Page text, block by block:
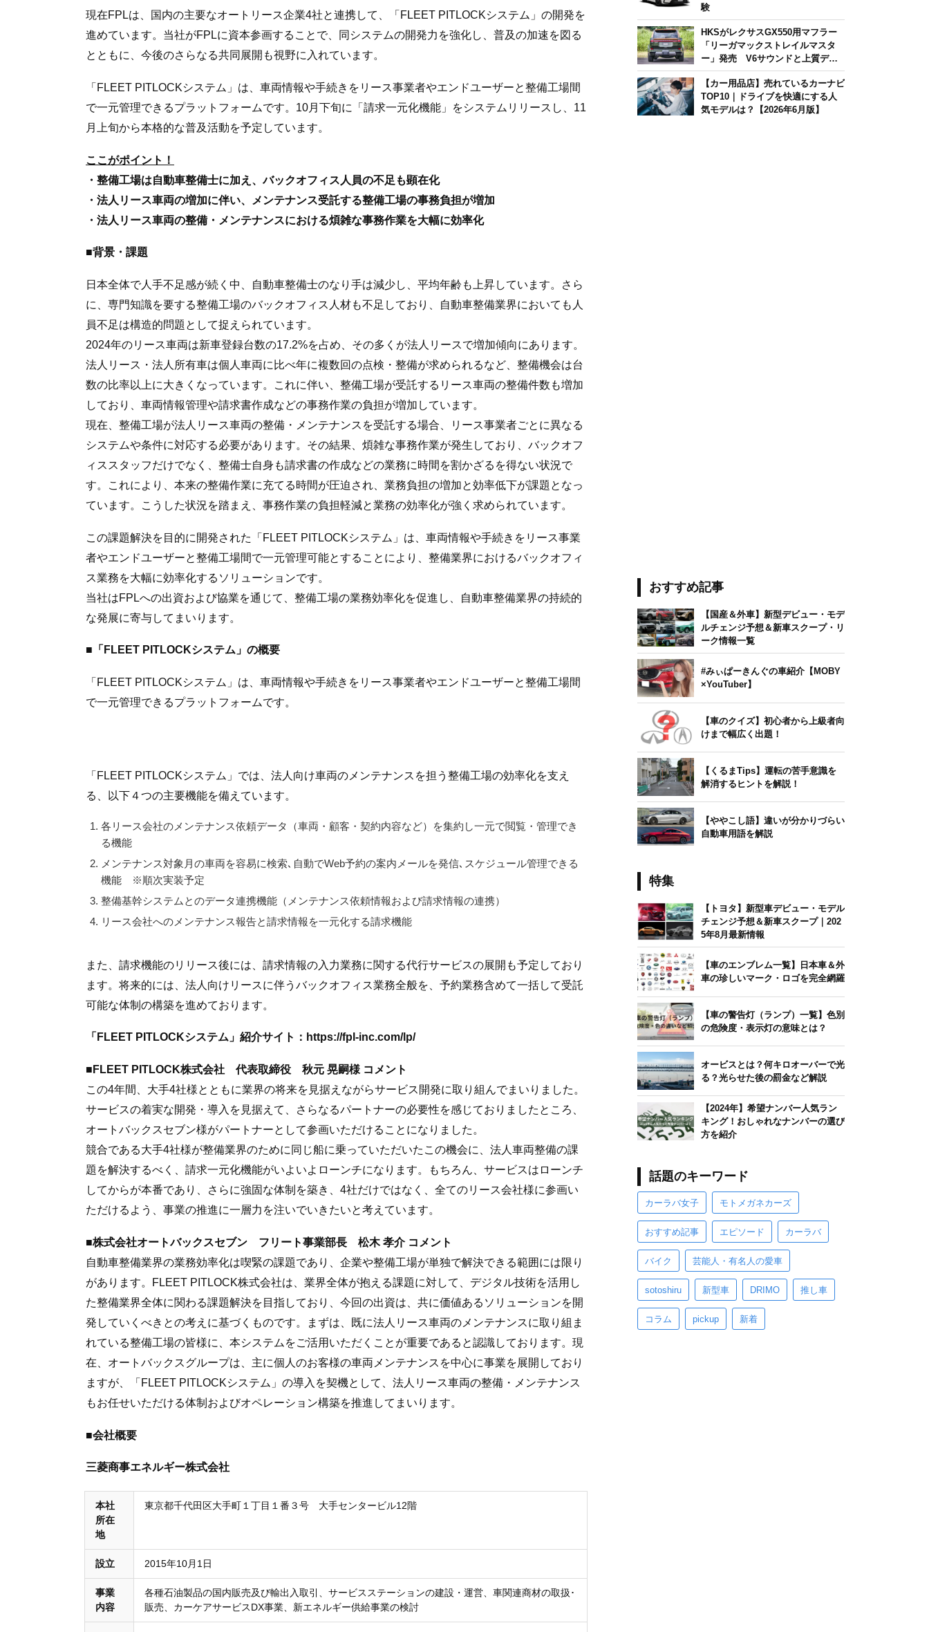
現在FPLは、国内の主要なオートリース企業4社と連携して、「FLEET PITLOCKシステム」の開発を
進めています。当社がFPLに資本参画することで、同システムの開発力を強化し、普及の加速を図る
とともに、今後のさらなる共同展開も視野に入れています。
「FLEET PITLOCKシステム」は、車両情報や手続きをリース事業者やエンドユーザーと整備工場間
で一元管理できるプラットフォームです。10月下旬に「請求一元化機能」をシステムリリースし、11
月上旬から本格的な普及活動を予定しています。
ここがポイント！
・整備工場は自動車整備士に加え、バックオフィス人員の不足も顕在化
・法人リース車両の増加に伴い、メンテナンス受託する整備工場の事務負担が増加
・法人リース車両の整備・メンテナンスにおける煩雑な事務作業を大幅に効率化
■背景・課題
日本全体で人手不足感が続く中、自動車整備士のなり手は減少し、平均年齢も上昇しています。さら
に、専門知識を要する整備工場のバックオフィス人材も不足しており、自動車整備業界においても人
員不足は構造的問題として捉えられています。
2024年のリース車両は新車登録台数の17.2%を占め、その多くが法人リースで増加傾向にあります。
法人リース・法人所有車は個人車両に比べ年に複数回の点検・整備が求められるなど、整備機会は台
数の比率以上に大きくなっています。これに伴い、整備工場が受託するリース車両の整備件数も増加
しており、車両情報管理や請求書作成などの事務作業の負担が増加しています。
現在、整備工場が法人リース車両の整備・メンテナンスを受託する場合、リース事業者ごとに異なる
システムや条件に対応する必要があります。その結果、煩雑な事務作業が発生しており、バックオフ
ィススタッフだけでなく、整備士自身も請求書の作成などの業務に時間を割かざるを得ない状況で
す。これにより、本来の整備作業に充てる時間が圧迫され、業務負担の増加と効率低下が課題となっ
ています。こうした状況を踏まえ、事務作業の負担軽減と業務の効率化が強く求められています。
この課題解決を目的に開発された「FLEET PITLOCKシステム」は、車両情報や手続きをリース事業
者やエンドユーザーと整備工場間で一元管理可能とすることにより、整備業界におけるバックオフィ
ス業務を大幅に効率化するソリューションです。
当社はFPLへの出資および協業を通じて、整備工場の業務効率化を促進し、自動車整備業界の持続的
な発展に寄与してまいります。
■「FLEET PITLOCKシステム」の概要
「FLEET PITLOCKシステム」は、車両情報や手続きをリース事業者やエンドユーザーと整備工場間
で一元管理できるプラットフォームです。
「FLEET PITLOCKシステム」では、法人向け車両のメンテナンスを担う整備工場の効率化を支え
る、以下４つの主要機能を備えています。
各リース会社のメンテナンス依頼データ（車両・顧客・契約内容など）を集約し一元で閲覧・管理でき
る機能
メンテナンス対象月の車両を容易に検索､自動でWeb予約の案内メールを発信､スケジュール管理できる
機能 ※順次実装予定
整備基幹システムとのデータ連携機能（メンテナンス依頼情報および請求情報の連携）
リース会社へのメンテナンス報告と請求情報を一元化する請求機能
また、請求機能のリリース後には、請求情報の入力業務に関する代行サービスの展開も予定しており
ます。将来的には、法人向けリースに伴うバックオフィス業務全般を、予約業務含めて一括して受託
可能な体制の構築を進めております。
「FLEET PITLOCKシステム」紹介サイト：https://fpl-inc.com/lp/
■FLEET PITLOCK株式会社 代表取締役 秋元 晃嗣様 コメント
この4年間、大手4社様とともに業界の将来を見据えながらサービス開発に取り組んでまいりました。
サービスの着実な開発・導入を見据えて、さらなるパートナーの必要性を感じておりましたところ、
オートバックスセブン様がパートナーとして参画いただけることになりました。
競合である大手4社様が整備業界のために同じ船に乗っていただいたこの機会に、法人車両整備の課
題を解決するべく、請求一元化機能がいよいよローンチになります。もちろん、サービスはローンチ
してからが本番であり、さらに強固な体制を築き、4社だけではなく、全てのリース会社様に参画い
ただけるよう、事業の推進に一層力を注いでいきたいと考えています。
■株式会社オートバックスセブン フリート事業部長 松木 孝介 コメント
自動車整備業界の業務効率化は喫緊の課題であり、企業や整備工場が単独で解決できる範囲には限り
があります。FLEET PITLOCK株式会社は、業界全体が抱える課題に対して、デジタル技術を活用し
た整備業界全体に関わる課題解決を目指しており、今回の出資は、共に価値あるソリューションを開
発していくべきとの考えに基づくものです。まずは、既に法人リース車両のメンテナンスに取り組ま
れている整備工場の皆様に、本システムをご活用いただくことが重要であると認識しております。現
在、オートバックスグループは、主に個人のお客様の車両メンテナンスを中心に事業を展開しており
ますが、「FLEET PITLOCKシステム」の導入を契機として、法人リース車両の整備・メンテナンス
もお任せいただける体制およびオペレーション構築を推進してまいります。
■会社概要
三菱商事エネルギー株式会社
本社
所在
地
東京都千代田区大手町１丁目１番３号 大手センタービル12階
設立 2015年10月1日
事業
内容
各種石油製品の国内販売及び輸出入取引、サービスステーションの建設・運営、車関連商材の取扱･
販売、カーケアサービスDX事業、新エネルギー供給事業の検討
験
HKSがレクサスGX550用マフラー
「リーガマックストレイルマスタ
ー」発売 V6サウンドと上質デザ
インを両立
【カー用品店】売れているカーナビ
TOP10｜ドライブを快適にする人
気モデルは？【2026年6月版】
おすすめ記事
【国産＆外車】新型デビュー・モデ
ルチェンジ予想＆新車スクープ・リ
ーク情報一覧
#みぃぱーきんぐの車紹介【MOBY
×YouTuber】
【車のクイズ】初心者から上級者向
けまで幅広く出題！
【くるまTips】運転の苦手意識を
解消するヒントを解説！
【ややこし語】違いが分かりづらい
自動車用語を解説
特集
【トヨタ】新型車デビュー・モデル
チェンジ予想＆新車スクープ｜202
5年8月最新情報
【車のエンブレム一覧】日本車＆外
車の珍しいマーク・ロゴを完全網羅
【車の警告灯（ランプ）一覧】色別
の危険度・表示灯の意味とは？
オービスとは？何キロオーバーで光
る？光らせた後の罰金など解説
【2024年】希望ナンバー人気ラン
キング！おしゃれなナンバーの選び
方を紹介
話題のキーワード
カーラバ女子 モトメガネカーズ
おすすめ記事 エピソード カーラバ
バイク 芸能人・有名人の愛車
sotoshiru 新型車 DRIMO 推し車
コラム pickup 新着